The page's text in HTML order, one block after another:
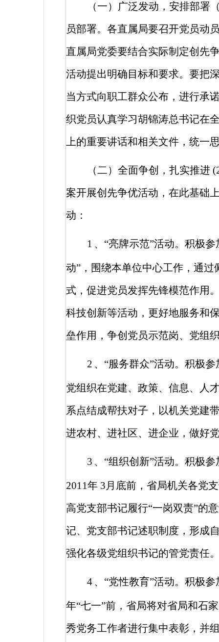
（一）广泛发动，安排部署
员部署。各直属局要召开党员动
直属局党委要结合实际制定创先
活动提出明确目标和要求。要把
当方式向职工群众公布，进行承
织党员认真学习胡锦涛总书记在
上的重要讲话和相关文件，统一
（二）全面争创，扎实推进
案开展创先争优活动，在此基础
动：
1 、“亮牌示范”活动。积极
动”，围绕本单位中心工作，通
式，促进党员发挥先锋模范作用
科技创新等活动，更好地服务和
垒作用，争创党员示范岗、党组
2 、“服务群众”活动。积极
党组织在党建、政策、信息、人
系点结成帮扶对子，以机关党建
进农村、进社区、进企业，做好
3 、“组织创新”活动。积极
2011年 3月底前，省局机关各党
高党支部书记履行“一岗双责”的
记、党支部书记述职制度，形成
强化各级党组织书记的管党责任
4 、“党性教育”活动。积极
年“七一”前，省局将对省局和石
秀党务工作者进行集中表彰，并